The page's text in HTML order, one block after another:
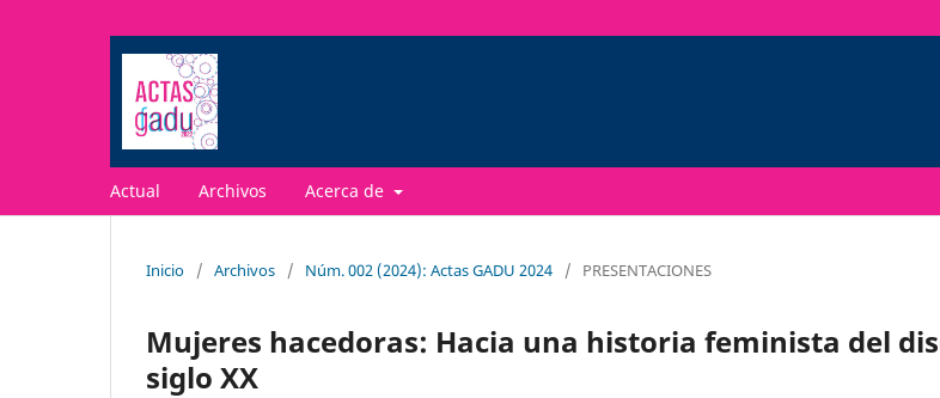
Actual Archivos Acerca de
Inicio / Archivos / Núm. 002 (2024): Actas GADU 2024 / PRESENTACIONES
Mujeres hacedoras: Hacia una historia feminista del
siglo XX